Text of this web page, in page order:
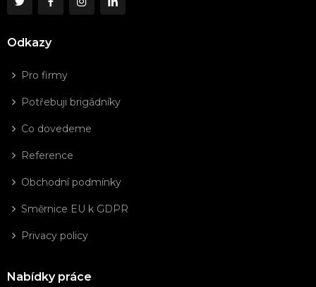
Odkazy
Pro firmy
Potřebuji brigádníky
Co dovedeme
Reference
Obchodní podmínky
Směrnice EU k GDPR
Privacy policy
Nabídky práce